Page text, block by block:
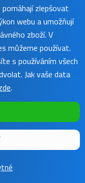
by
zlepšovat
webu a umožňují
zboží. V
můžeme používat.
s používáním všech
Jak vaše data
.